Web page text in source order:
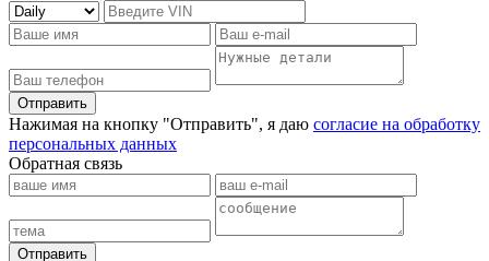
Отправить
Нажимая на кнопку "Отправить", я даю согласие на обработку
персональных данных
Обратная связь
Отправить